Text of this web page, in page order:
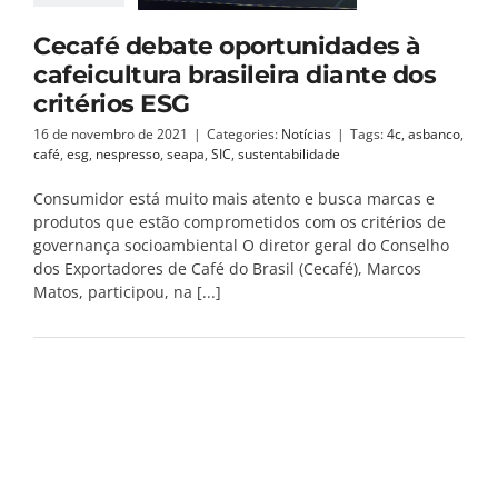
Cecafé debate oportunidades à
cafeicultura brasileira diante dos
critérios ESG
16 de novembro de 2021 | Categories: Notícias | Tags:4c, asbanco,
café, esg, nespresso, seapa, SIC, sustentabilidade
Consumidor está muito mais atento e busca marcas e
produtos que estão comprometidos com os critérios de
governança socioambiental O diretor geral do Conselho
dos Exportadores de Café do Brasil (Cecafé), Marcos
Matos, participou, na [...]